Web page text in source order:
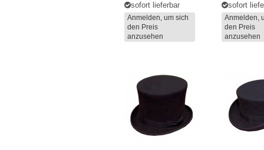
sofort lieferbar
Anmelden, um sich
den Preis
anzusehen
sofort
Anmelden,
den Preis
anzusehen